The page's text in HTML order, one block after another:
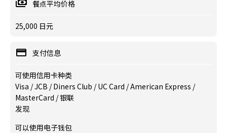
餐点平均价格
25,000 日元
支付信息
可使用信用卡种类
Visa / JCB / Diners Club / UC Card / American Express /
MasterCard / 银联
发现
可以使用电子钱包